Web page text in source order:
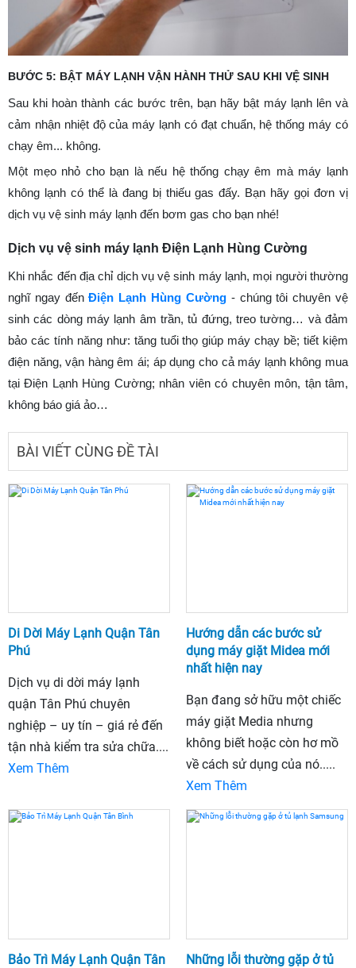
BƯỚC 5: BẬT MÁY LẠNH VẬN HÀNH THỬ SAU KHI VỆ SINH
Sau khi hoàn thành các bước trên, bạn hãy bật máy lạnh lên và
cảm nhận nhiệt độ của máy lạnh có đạt chuẩn, hệ thống máy có
chạy êm... không.
Một mẹo nhỏ cho bạn là nếu hệ thống chạy êm mà máy lạnh
không lạnh có thể là đang bị thiếu gas đấy. Bạn hãy gọi đơn vị
dịch vụ vệ sinh máy lạnh đến bơm gas cho bạn nhé!
Dịch vụ vệ sinh máy lạnh Điện Lạnh Hùng Cường
Khi nhắc đến địa chỉ dịch vụ vệ sinh máy lạnh, mọi người thường
nghĩ ngay đếnĐiện Lạnh Hùng Cường - chúng tôi chuyên vệ
sinh các dòng máy lạnh âm trần, tủ đứng, treo tường… và đảm
bảo các tính năng như: tăng tuổi thọ giúp máy chạy bề; tiết kiệm
điện năng, vận hàng êm ái; áp dụng cho cả máy lạnh không mua
tại Điện Lạnh Hùng Cường; nhân viên có chuyên môn, tận tâm,
không báo giá ảo…
BÀI VIẾT CÙNG ĐỀ TÀI
Di Dời Máy Lạnh Quận Tân
Phú
Dịch vụ di dời máy lạnh
quận Tân Phú chuyên
nghiệp – uy tín – giá rẻ đến
tận nhà kiểm tra sửa chữa....
Xem Thêm
Hướng dẫn các bước sử
dụng máy giặt Midea mới
nhất hiện nay
Bạn đang sở hữu một chiếc
máy giặt Media nhưng
không biết hoặc còn hơ mồ
về cách sử dụng của nó.....
Xem Thêm
Bảo Trì Máy Lạnh Quận Tân
Những lỗi thường gặp ở tủ